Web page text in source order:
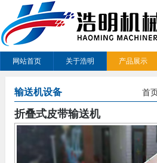
网站首页 关于浩明 产品展示
输送机设备 首
折叠式皮带输送机